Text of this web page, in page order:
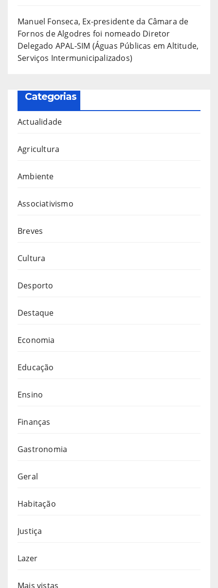
Manuel Fonseca, Ex-presidente da Câmara de
Fornos de Algodres foi nomeado Diretor
Delegado APAL-SIM (Águas Públicas em Altitude,
Serviços Intermunicipalizados)
Categorias
Actualidade
Agricultura
Ambiente
Associativismo
Breves
Cultura
Desporto
Destaque
Economia
Educação
Ensino
Finanças
Gastronomia
Geral
Habitação
Justiça
Lazer
Mais vistas